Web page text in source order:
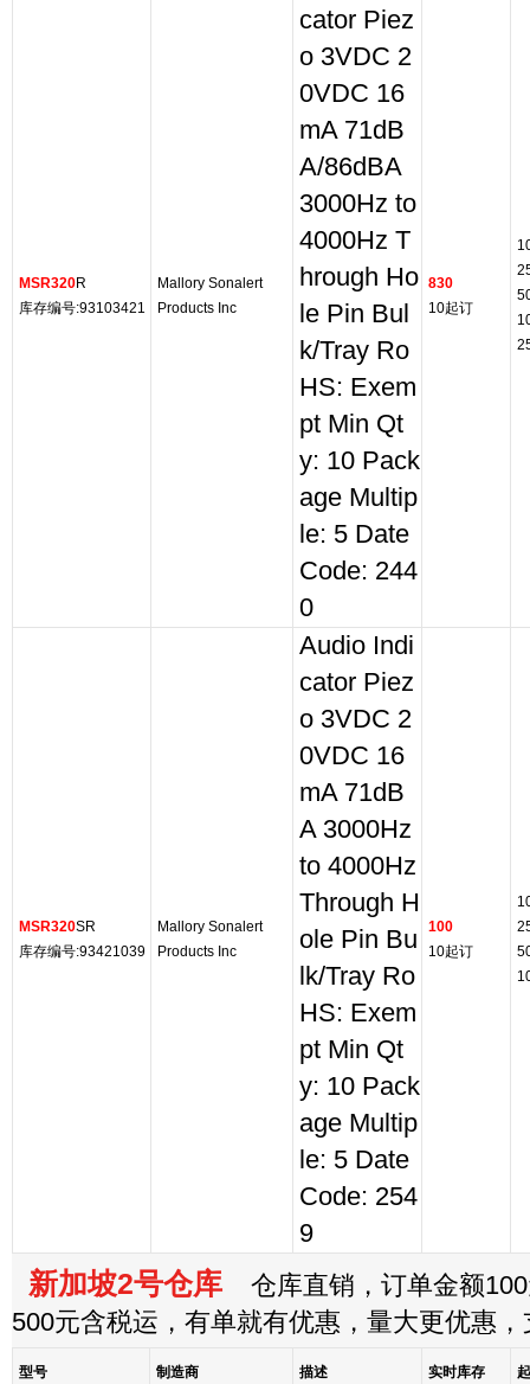
MSR320R
库存编号:93103421
Mallory Sonalert
Products Inc
cator Piez
o 3VDC 2
0VDC 16
mA 71dB
A/86dBA
3000Hz to
4000Hz T
hrough Ho
le Pin Bul
k/Tray Ro
HS: Exem
pt Min Qt
y: 10 Pack
age Multip
le: 5 Date
Code: 244
0
830
10起订
MSR320SR
库存编号:93421039
Mallory Sonalert
Products Inc
Audio Indi
cator Piez
o 3VDC 2
0VDC 16
mA 71dB
A 3000Hz
to 4000Hz
Through H
ole Pin Bu
lk/Tray Ro
HS: Exem
pt Min Qt
y: 10 Pack
age Multip
le: 5 Date
Code: 254
9
100
10起订
新加坡2号仓库 仓库直销，订单金额
500元含税运，有单就有优惠，量大更优惠
型号 制造商 描述 实时库存